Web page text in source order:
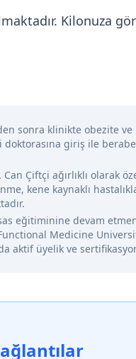
Kilonuza
sonra klinikte obezite
giriş ile
Çiftçi ağırlıklı olarak
kene kaynaklı
eğitiminine devam
Medicine
aktif üyelik ve